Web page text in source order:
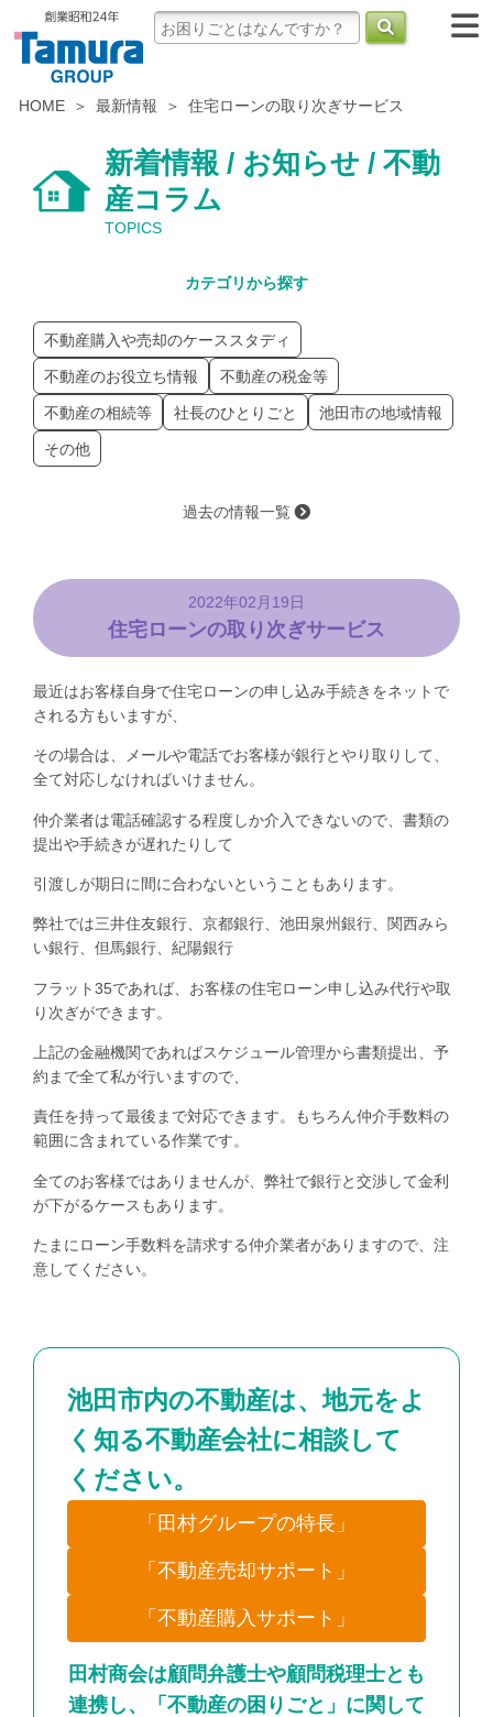
HOME 最新情報 住宅ローンの取り次ぎサービス
新着情報 / お知らせ / 不動
産コラム
TOPICS
カテゴリから探す
不動産購入や売却のケーススタディ
不動産のお役立ち情報 不動産の税金等
不動産の相続等 社長のひとりごと 池田市の地域情報
その他
過去の情報一覧
2022年02月19日
住宅ローンの取り次ぎサービス
最近はお客様自身で住宅ローンの申し込み手続きをネットで
される方もいますが、
その場合は、メールや電話でお客様が銀行とやり取りして、
全て対応しなければいけません。
仲介業者は電話確認する程度しか介入できないので、書類の
提出や手続きが遅れたりして
引渡しが期日に間に合わないということもあります。
弊社では三井住友銀行、京都銀行、池田泉州銀行、関西みら
い銀行、但馬銀行、紀陽銀行
フラット35であれば、お客様の住宅ローン申し込み代行や取
り次ぎができます。
上記の金融機関であればスケジュール管理から書類提出、予
約まで全て私が行いますので、
責任を持って最後まで対応できます。もちろん仲介手数料の
範囲に含まれている作業です。
全てのお客様ではありませんが、弊社で銀行と交渉して金利
が下がるケースもあります。
たまにローン手数料を請求する仲介業者がありますので、注
意してください。
池田市内の不動産は、地元をよ
く知る不動産会社に相談して
ください。
「田村グループの特長」
「不動産売却サポート」
「不動産購入サポート」
田村商会は顧問弁護士や顧問税理士とも
連携し、「不動産の困りごと」に関して